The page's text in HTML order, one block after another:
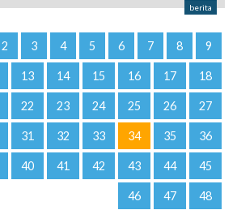
berita
2 3 4 5 6 7 8 9
13 14 15 16 17 18
22 23 24 25 26 27
31 32 33 34 35 36
40 41 42 43 44 45
46 47 48